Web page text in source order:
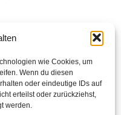
wie Cookies, um
Wenn du diesen
oder eindeutige IDs auf
erteilst oder zurückziehst,
werden.